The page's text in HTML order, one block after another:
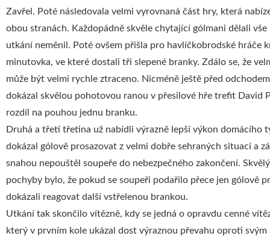
Zavřel. Poté následovala velmi vyrovnaná část hry, která
obou stranách. Každopádně skvěle chytající gólmani dělali
utkání neměnil. Poté ovšem přišla pro havlíčkobrodské hráče
minutovka, ve které dostali tři slepené branky. Zdálo se, že
může být velmi rychle ztraceno. Nicméně ještě před
dokázal skvělou pohotovou ranou v přesilové hře trefit David
rozdíl na pouhou jednu branku.
Druhá a třetí třetina už nabídli výrazně lepší výkon domácího
dokázal gólově prosazovat z velmi dobře sehraných situací a
snahou nepouštěl soupeře do nebezpečného zakončení.
pochyby bylo, že pokud se soupeři podařilo přece jen gólově
dokázali reagovat další vstřelenou brankou.
Utkání tak skončilo vítězně, kdy se jedná o opravdu cenné
který v prvním kole ukázal dost výraznou převahu oproti svým